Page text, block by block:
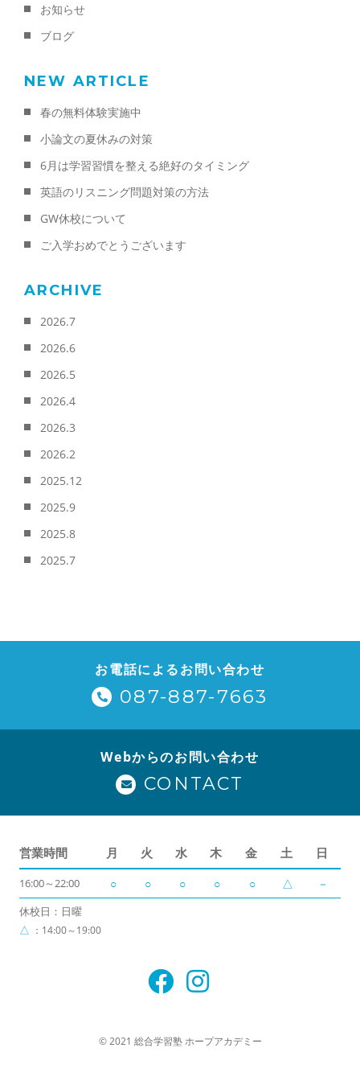
お知らせ
ブログ
NEW ARTICLE
春の無料体験実施中
小論文の夏休みの対策
6月は学習習慣を整える絶好のタイミング
英語のリスニング問題対策の方法
GW休校について
ご入学おめでとうございます
ARCHIVE
2026.7
2026.6
2026.5
2026.4
2026.3
2026.2
2025.12
2025.9
2025.8
2025.7
お電話によるお問い合わせ
087-887-7663
Webからのお問い合わせ
CONTACT
営業時間 月 火 水 木 金 土 日
16:00～22:00 ○ ○ ○ ○ ○ △ －
休校日：日曜
△ ：14:00～19:00
© 2021 総合学習塾 ホープアカデミー